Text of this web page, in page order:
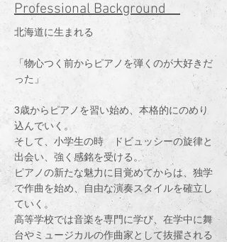
Professional Background
北海道に生まれる
「物心つく前からピアノを弾くのが大好きだ
った」
3歳からピアノを習い始め、本格的にのめり
込んでいく。
そして、小学生の時 ドビュッシーの旋律と
出会い、強く感銘を受ける。
ピアノの新たな魅力に目覚めてからは、独学
で作曲を始め、自由な演奏スタイルを確立し
ていく。
高等学校では音楽を専門に学び、在学中に舞
台やミュージカルの作曲家として抜擢される